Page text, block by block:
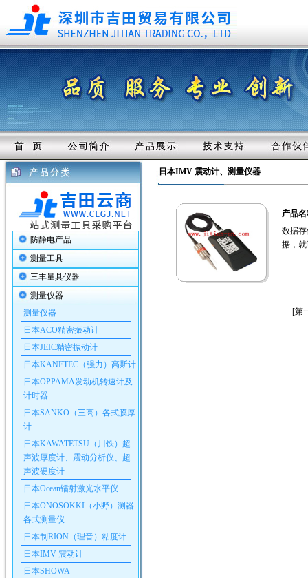
防静电产品
测量工具
三丰量具仪器
测量仪器
测量仪器
日本ACO精密振动计
日本JEIC精密振动计
日本KANETEC（强力）高斯计
日本OPPAMA发动机转速计及
计时器
日本SANKO（三高）各式膜厚
计
日本KAWATETSU（川铁）超
声波厚度计、震动分析仪、超
声波硬度计
日本Ocean镭射激光水平仪
日本ONOSOKKI（小野）测器
各式测量仪
日本制RION（理音）粘度计
日本IMV 震动计
日本SHOWA
日本IMV 震动计、测量仪器
产品
数据
据，
[第